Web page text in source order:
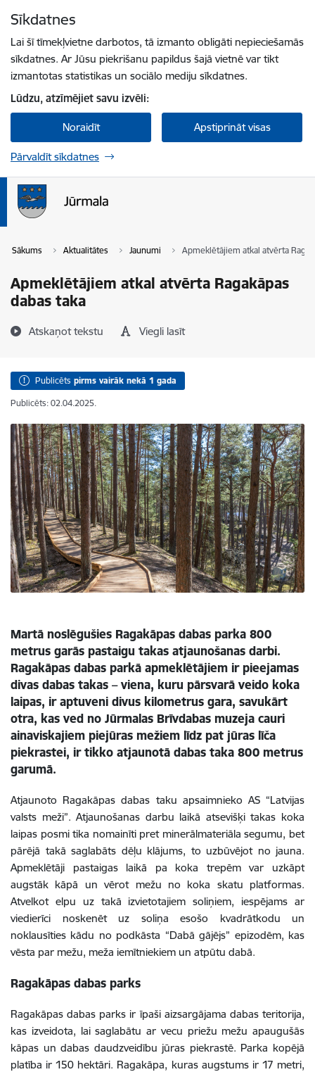
Sīkdatnes
Lai šī tīmekļvietne darbotos, tā izmanto obligāti nepieciešamās
sīkdatnes. Ar Jūsu piekrišanu papildus šajā vietnē var tikt
izmantotas statistikas un sociālo mediju sīkdatnes.
Lūdzu, atzīmējiet savu izvēli:
Noraidīt Apstiprināt visas
Pārvaldīt sīkdatnes
Sākums Aktualitātes Jaunumi Apmeklētājiem atkal atvērta
Apmeklētājiem atkal atvērta Ragakāpas
dabas taka
Atskaņot tekstu Viegli lasīt
Publicēts pirms vairāk nekā 1 gada
Publicēts: 02.04.2025.
Martā noslēgušies Ragakāpas dabas parka 800
metrus garās pastaigu takas atjaunošanas darbi.
Ragakāpas dabas parkā apmeklētājiem ir pieejamas
divas dabas takas – viena, kuru pārsvarā veido koka
laipas, ir aptuveni divus kilometrus gara, savukārt
otra, kas ved no Jūrmalas Brīvdabas muzeja cauri
ainaviskajiem piejūras mežiem līdz pat jūras līča
piekrastei, ir tikko atjaunotā dabas taka 800 metrus
garumā.
Atjaunoto Ragakāpas dabas taku apsaimnieko AS “Latvijas
valsts meži”. Atjaunošanas darbu laikā atsevišķi takas koka
laipas posmi tika nomainīti pret minerālmateriāla segumu, bet
pārējā takā saglabāts dēļu klājums, to uzbūvējot no jauna.
Apmeklētāji pastaigas laikā pa koka trepēm var uzkāpt
augstāk kāpā un vērot mežu no koka skatu platformas.
Atvelkot elpu uz takā izvietotajiem soliņiem, iespējams ar
viedierīci noskenēt uz soliņa esošo kvadrātkodu un
noklausīties kādu no podkāsta “Dabā gājējs” epizodēm, kas
vēsta par mežu, meža iemītniekiem un atpūtu dabā.
Ragakāpas dabas parks
Ragakāpas dabas parks ir īpaši aizsargājama dabas teritorija,
kas izveidota, lai saglabātu ar vecu priežu mežu apaugušās
kāpas un dabas daudzveidību jūras piekrastē. Parka kopējā
platība ir 150 hektāri. Ragakāpa, kuras augstums ir 17 metri,